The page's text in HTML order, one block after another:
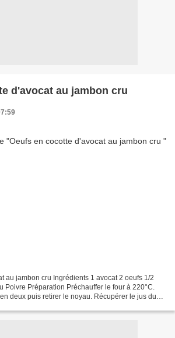
d'avocat au jambon cru
au jambon cru Ingrédients 1 avocat 2 oeufs 1/2
Poivre Préparation Préchauffer le four à 220°C.
deux puis retirer le noyau. Récupérer le jus du